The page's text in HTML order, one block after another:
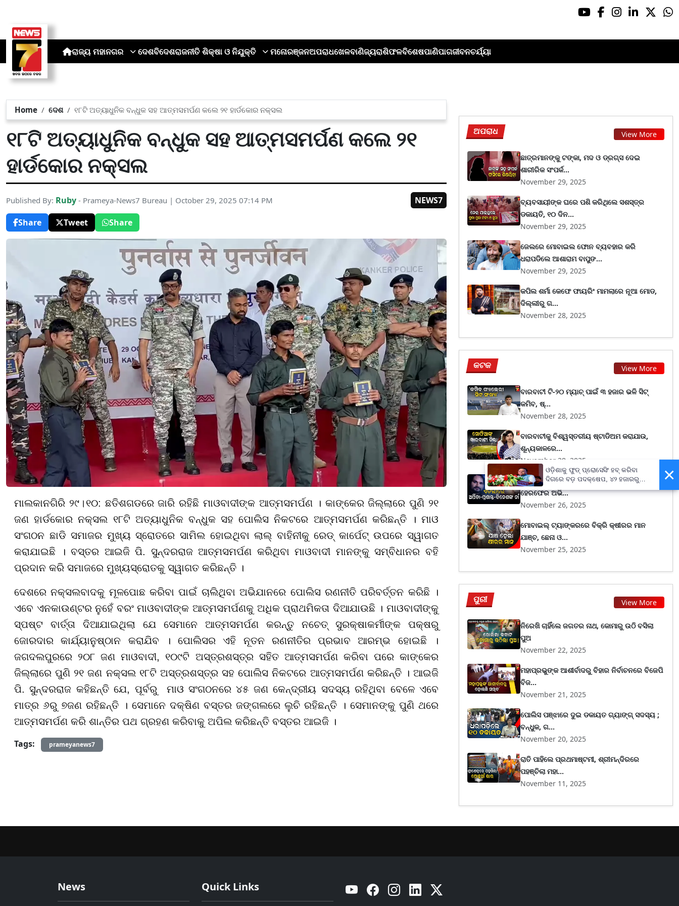
ରାଜ୍ୟ ମହାନଗର ଦେଶବିଦେଶରାଜନୀତି ଶିକ୍ଷା ଓ ନିଯୁକ୍ତି ମନୋରଞ୍ଜନଅପରାଧଖେଳବାଣିଜ୍ୟରାଶିଫଳବିଶେଷପାଣିପାଗଜୀବନଚର୍ଯ୍ୟା
Home ଦେଶ ୧୮ଟି ଅତ୍ୟାଧୁନିକ ବନ୍ଧୁକ ସହ ଆତ୍ମସମର୍ପଣ କଲେ ୨୧ ହାର୍ଡକୋର ନକ୍ସଲ
୧୮ଟି ଅତ୍ୟାଧୁନିକ ବନ୍ଧୁକ ସହ ଆତ୍ମସମର୍ପଣ କଲେ ୨୧
ହାର୍ଡକୋର ନକ୍ସଲ
Published By: Ruby - Prameya-News7 Bureau | October 29, 2025 07:14 PM
NEWS7
Share
Tweet Share
ମାଲକାନଗିରି ୨୯। ୧୦: ଛତିଶଗଡରେ ଜାରି ରହିଛି ମାଓବାଦୀଙ୍କ ଆତ୍ମସମର୍ପଣ । କାଙ୍କେର ଜିଲ୍ଲାରେ ପୁଣି ୨୧
ଜଣ ହାର୍ଡକୋର ନକ୍ସଲ ୧୮ଟି ଅତ୍ୟାଧୁନିକ ବନ୍ଧୁକ ସହ ପୋଲିସ ନିକଟରେ ଆତ୍ମସମର୍ପଣ କରିଛନ୍ତି । ମାଓ
ସଂଗଠନ ଛାଡି ସମାଜର ମୁଖ୍ୟ ସ୍ରୋତରେ ସାମିଲ ହୋଇଥିବା ଲାଲ୍ ବାହିନୀକୁରେଡ୍ କାର୍ପେଟ୍ ଉପରେ ସ୍ୱାଗତ
କରାଯାଇଛି । ବସ୍ତର ଆଇଜି ପି. ସୁନ୍ଦରରାଜ ଆତ୍ମସମର୍ପଣ କରିଥିବା ମାଓବାଦୀ ମାନଙ୍କୁ ସମ୍ବିଧାନର ବହି
ପ୍ରଦାନ କରି ସମାଜରେ ମୁଖ୍ୟସ୍ରୋତକୁ ସ୍ୱାଗତ କରିଛନ୍ତି ।
ଦେଶରେ ନକ୍ସଲବାଦକୁ ମୂଳପୋଛ କରିବା ପାଇଁ ଚାଲିଥିବା ଅଭିଯାନରେ ପୋଲିସ ରଣନୀତି ପରିବର୍ତ୍ତନ କରିଛି ।
ଏବେ ଏନକାଉଣ୍ଟର ନୁହେଁ ବରଂ ମାଓବାଦୀଙ୍କ ଆତ୍ମସମର୍ପଣକୁ ଅଧିକ ପ୍ରାଥମିକତା ଦିଆଯାଉଛି । ମାଓବାଦୀଙ୍କୁ
ସ୍ପଷ୍ଟ ବାର୍ତ୍ତା ଦିଆଯାଇଥିଲା ଯେ ସେମାନେ ଆତ୍ମସମର୍ପଣ କରନ୍ତୁ ନଚେତ୍ ସୁରକ୍ଷାକର୍ମୀଙ୍କ ପକ୍ଷରୁ
ଜୋରଦାର କାର୍ଯ୍ୟାନୁଷ୍ଠାନ କରାଯିବ । ପୋଲିସର ଏହି ନୂତନ ରଣନୀତିର ପ୍ରଭାବ ଆରମ୍ଭ ହୋଇଛି ।
ଜଗଦଲପୁରରେ ୨୦୮ଜଣ ମାଓବାଦୀ, ୧୦୯ଟି ଅସ୍ତ୍ରଶସ୍ତ୍ର ସହିତ ଆତ୍ମସମର୍ପଣ କରିବା ପରେ କାଙ୍କେର
ଜିଲ୍ଲାରେ ପୁଣି ୨୧ଜଣ ନକ୍ସଲ ୧୮ଟି ଅସ୍ତ୍ରଶସ୍ତ୍ର ସହ ପୋଲିସ ନିକଟରେ ଆତ୍ମସମର୍ପଣ କରିଛନ୍ତି । ଆଇଜି
ପି. ସୁନ୍ଦରରାଜ କହିଛନ୍ତି ଯେ, ପୂର୍ବରୁ ମାଓ ସଂଗଠନରେ୪୫ ଜଣ କେନ୍ଦ୍ରୀୟ ସଦସ୍ୟ ରହିଥିବା ବେଳେ ଏବେ
ମାତ୍ର ୬ରୁ ୭ଜଣ ରହିଛନ୍ତି । ସେମାନେ ଦକ୍ଷିଣ ବସ୍ତର ଜଙ୍ଗଲରେ ଲୁଚି ରହିଛନ୍ତି । ସେମାନଙ୍କୁ ପୁଣି ଥରେ
ଆତ୍ମସମର୍ପଣ କରି ଶାନ୍ତିର ପଥ ଗ୍ରହଣ କରିବାକୁ ଅପିଲ କରିଛନ୍ତି ବସ୍ତର ଆଇଜି ।
Tags:
prameyanews7
ଅପରାଧ View More
ଛାତ୍ରମାନଙ୍କୁ ଟଙ୍କା, ମଦ ଓ ଡ୍ରଗ୍ସ ଦେଇ
ଶାରୀରିକ ସଂପର୍କ...
November 29, 2025
ବ୍ୟବସାୟୀଙ୍କ ଘରେ ପଶି କରିଥିଲେ ସଶସ୍ତ୍ର
ଡକାୟତି, ୧୦ ଦିନ...
November 29, 2025
ଜେଲରେ ମୋବାଇଲ ଫୋନ ବ୍ୟବହାର କରି
ଧରାପଡିଲେ ଆଶାରାମ ବାପୁଙ...
November 29, 2025
କପିଲ ଶର୍ମା କେଫେ ଫାୟରିଂ ମାମଲାରେ ନୂଆ ମୋଡ,
ଦିଲ୍ଲୀରୁ ଗ...
November 28, 2025
କଟକ View More
ବାରବାଟୀ ଟି-୨୦ ମ୍ୟାଚ୍ ପାଇଁ ୩ ହଜାର ଭଳି ସିଟ୍
କମିବ, ଷ୍...
November 28, 2025
ବାରବାଟୀକୁ ବିଶ୍ୱସ୍ତରୀୟ ଷ୍ଟାଡିଅମ କରାଯାଉ,
ଶୂନ୍ୟକାଳରେ...
November 28, 2025
ହ୍ୟୁମାନ ସାଗର ରୋଜଗାର କରିଥିବା ବିପୁଳ ଟଙ୍କା
ହେରଫେର ଅଭି...
November 26, 2025
ମୋବାଇଲ୍ ଟ୍ୟାଙ୍କରରେ ବିକ୍ରି କ୍ଷୀରର ମାନ
ଯାଞ୍ଚ, ଛେନା ଓ...
November 25, 2025
ପୁରୀ View More
ନିରେଖି ଚାହିଁଲେ ଜଗତର ନାଥ, କୋମାରୁ ଉଠି ବସିଲା
ପୁଅ
November 22, 2025
ମହାପ୍ରଭୁଙ୍କ ଆଶୀର୍ବାଦରୁ ବିହାର ନିର୍ବାଚନରେ ବିଜେପି
ବିଜ...
November 21, 2025
ପୋଲିସ ପଞ୍ଝାରେ ଦୁଇ ଡକାୟତ ଗ୍ୟାଙ୍ଗ୍ ସଦସ୍ୟ ;
ବନ୍ଧୁକ, ଗ...
November 20, 2025
ରାତି ପାହିଲେ ପ୍ରଥମାଷ୍ଟମୀ, ଶ୍ରୀମନ୍ଦିରରେ
ପହଞ୍ଚିଲା ମହା...
November 11, 2025
News Quick Links YouTube Facebook Instagram
×
ଓଡ଼ିଶାକୁ ଫୁଡ୍ ପ୍ରୋସେସିଂ ହବ୍ କରିବା
ଦିଗରେ ବଡ଼ ପଦକ୍ଷେପ, ୪୨ ହଜାରରୁ
ଅଧିକ ନିଯୁକ୍ତି ସୁଯୋଗ